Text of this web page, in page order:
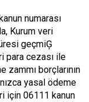
numarası
Kurum veri
geçmiĢ
para cezası ile
borçlarının
yasal ödeme
için 06111 kanun